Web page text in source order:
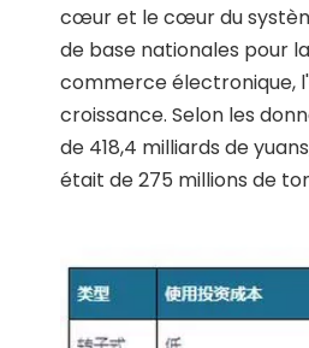
cœur et le cœur du
de base nationales pour
commerce électronique,
croissance. Selon les
de 418,4 milliards de
était de 275 millions de